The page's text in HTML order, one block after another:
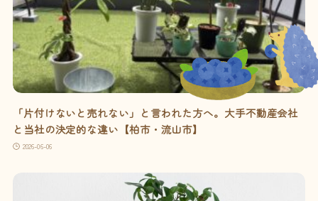
「片付けないと売れない」と言われた方へ。大手不動産会社
と当社の決定的な違い【柏市・流山市】
2026-06-06